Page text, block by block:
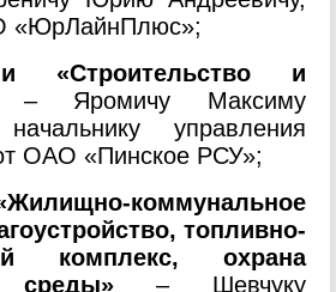
«ЮрЛайнПлюс»;
«Строительство и
– Яромичу Максиму
управления
ОАО «Пинское РСУ»;
коммунальное
топливно-
комплекс, охрана
среды»– Шевчуку